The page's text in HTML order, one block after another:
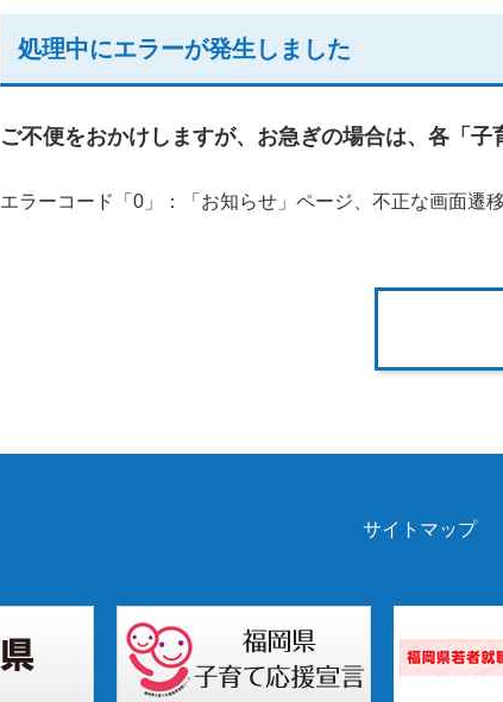
処理中にエラーが発生しました
ご不便をおかけしますが、お急ぎの場合は、各「子
エラーコード「0」：「お知らせ」ページ、不正な画面遷移
サイトマップ